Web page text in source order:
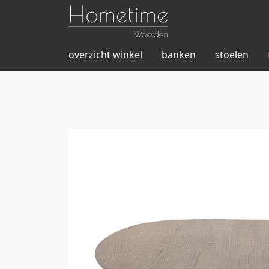
overzicht winkel banken stoelen